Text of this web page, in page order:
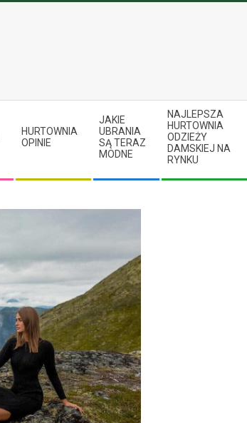
HURTOWNIA
OPINIE
JAKIE
UBRANIA
SĄ TERAZ
MODNE
NAJLEPSZA
HURTOWNIA
ODZIEŻY
DAMSKIEJ NA
RYNKU